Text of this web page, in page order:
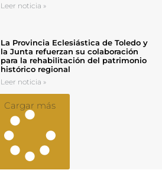
Leer noticia »
La Provincia Eclesiástica de Toledo y
la Junta refuerzan su colaboración
para la rehabilitación del patrimonio
histórico regional
Leer noticia »
Cargar más